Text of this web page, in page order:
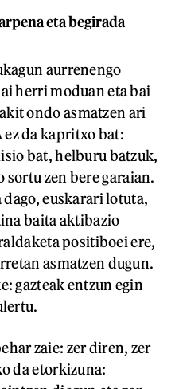
eta begirada
aurrenengo
herri moduan eta bai
ondo asmatzen ari
ez da kapritxo bat:
bat, helburu batzuk,
sortu zen bere garaian.
euskarari lotuta,
baita aktibazio
positiboei ere,
asmatzen dugun.
gazteak entzun egin
zaie: zer diren, zer
da etorkizuna: